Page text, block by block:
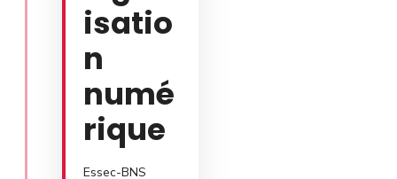
isatio
n
numé
rique
Essec-BNS